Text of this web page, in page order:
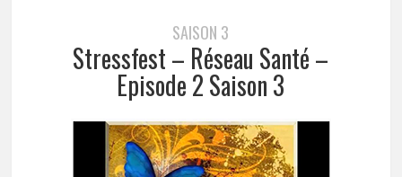
SAISON 3
Stressfest – Réseau Santé –
Episode 2 Saison 3